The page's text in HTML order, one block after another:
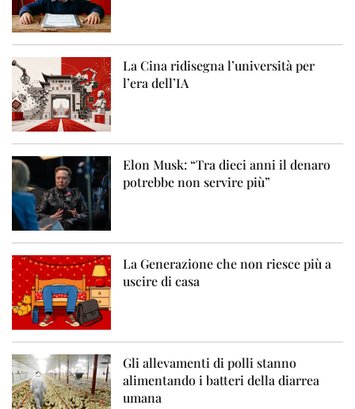
La Cina ridisegna l’università per
l’era dell’IA
Elon Musk: “Tra dieci anni il denaro
potrebbe non servire più”
La Generazione che non riesce più a
uscire di casa
Gli allevamenti di polli stanno
alimentando i batteri della diarrea
umana